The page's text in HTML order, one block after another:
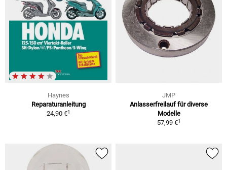
Haynes
Reparaturanleitung
24,90 €1
JMP
Anlasserfreilauf für diverse
Modelle
57,99 €1